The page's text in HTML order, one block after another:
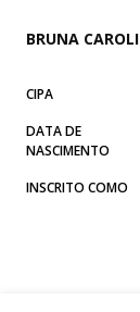
BRUNA
CIPA
DATA DE
NASCIMENTO
INSCRITO COMO